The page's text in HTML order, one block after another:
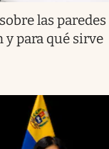
las paredes
y para qué sirve